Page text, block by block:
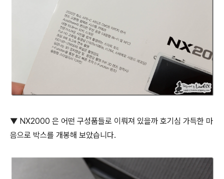
▼ NX2000 은 어떤 구성품들로 이뤄져 있을까 호기심 가득한 마
음으로 박스를 개봉해 보았습니다.